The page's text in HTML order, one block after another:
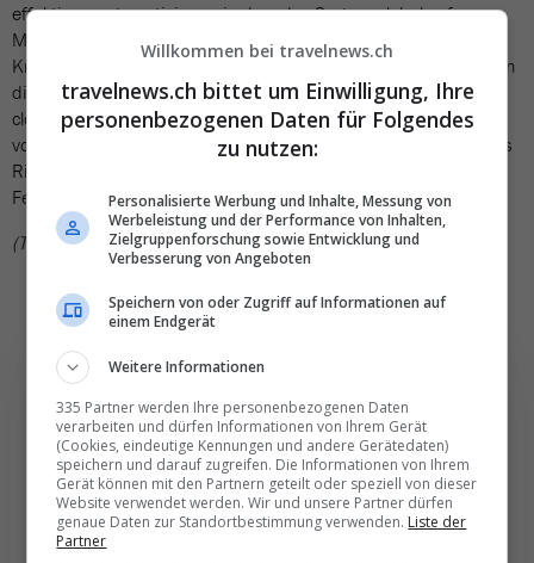
effektiv zu automatisieren, in dem das System global auf
Millionen von Daten und Informationen zugreift. Aktuelle
Krisenherde können auf diese Weise in Echtzeit bewertet und an
die Nutzer der Safeture App kommuniziert werden. Das
cloudbasierte Webportal des schwedischen Unternehmens wird
von mehr als 3500 Unternehmen und Reiseveranstaltern für das
Risiko- und Sicherheitsmanagement von Geschäfts- und
Ferienreisenden genutzt.
(TN)
Die wichtigsten und
besten News direkt in
Ihr E‑Mail-Postfach
Willkommen bei travelnews.ch
travelnews.ch bittet um Einwilligung, Ihre
personenbezogenen Daten für Folgendes
zu nutzen:
Personalisierte Werbung und Inhalte, Messung von
Werbeleistung und der Performance von Inhalten,
Zielgruppenforschung sowie Entwicklung und
Verbesserung von Angeboten
Speichern von oder Zugriff auf Informationen auf
einem Endgerät
Weitere Informationen
335 Partner werden Ihre personenbezogenen Daten
verarbeiten und dürfen Informationen von Ihrem Gerät
(Cookies, eindeutige Kennungen und andere Gerätedaten)
speichern und darauf zugreifen. Die Informationen von Ihrem
Gerät können mit den Partnern geteilt oder speziell von dieser
Website verwendet werden. Wir und unsere Partner dürfen
genaue Daten zur Standortbestimmung verwenden. Liste der
Partner